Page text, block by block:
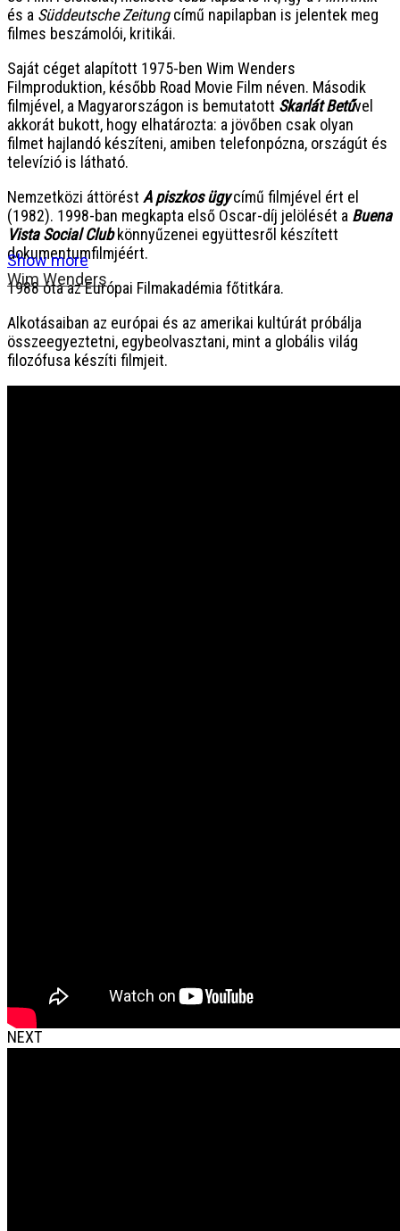
és a Süddeutsche Zeitungcímű napilapban is jelentek meg
filmes beszámolói, kritikái.
Saját céget alapított 1975-ben Wim Wenders
Filmproduktion, később Road Movie Film néven. Második
filmjével, a Magyarországon is bemutatott Skarlát Betűvel
akkorát bukott, hogy elhatározta: a jövőben csak olyan
filmet hajlandó készíteni, amiben telefonpózna, országút és
televízió is látható.
Nemzetközi áttörést A piszkos ügy című filmjével ért el
(1982). 1998-ban megkapta első Oscar-díj jelölését a Buena
Vista Social Club könnyűzenei együttesről készített
dokumentumfilmjéért.
1988 óta az Európai Filmakadémia főtitkára.
Alkotásaiban az európai és az amerikai kultúrát próbálja
összeegyeztetni, egybeolvasztani, mint a globális világ
filozófusa készíti filmjeit.
Show more
Wim Wenders
NEXT